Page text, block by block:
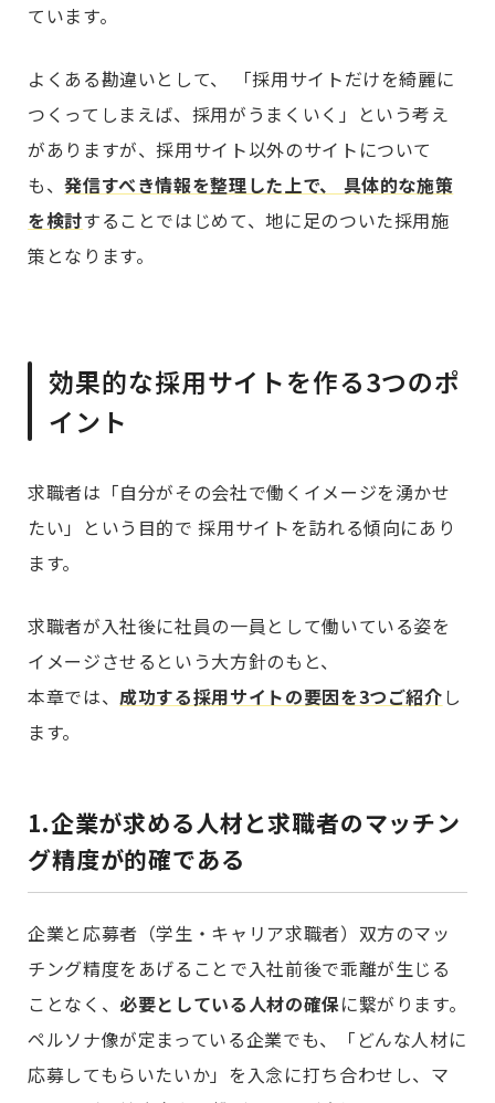
ています。
よくある勘違いとして、 「採用サイトだけを綺麗に
つくってしまえば、採用がうまくいく」という考え
がありますが、採用サイト以外のサイトについて
も、発信すべき情報を整理した上で、 具体的な施策
を検討することではじめて、地に足のついた採用施
策となります。
効果的な採用サイトを作る3つのポ
イント
求職者は「自分がその会社で働くイメージを湧かせ
たい」という目的で 採用サイトを訪れる傾向にあり
ます。
求職者が入社後に社員の一員として働いている姿を
イメージさせるという大方針のもと、
本章では、成功する採用サイトの要因を3つご紹介し
ます。
1.企業が求める人材と求職者のマッチン
グ精度が的確である
企業と応募者（学生・キャリア求職者）双方のマッ
チング精度をあげることで入社前後で乖離が生じる
ことなく、 必要としている人材の確保に繋がります。
ペルソナ像が定まっている企業でも、「どんな人材に
応募してもらいたいか」を入念に打ち合わせし、マ